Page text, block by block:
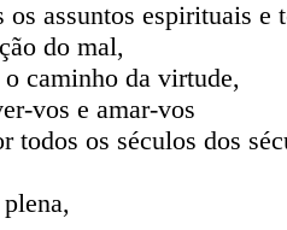
assuntos espirituais e
do mal,
caminho da virtude,
vos e amar-vos
todos os séculos dos